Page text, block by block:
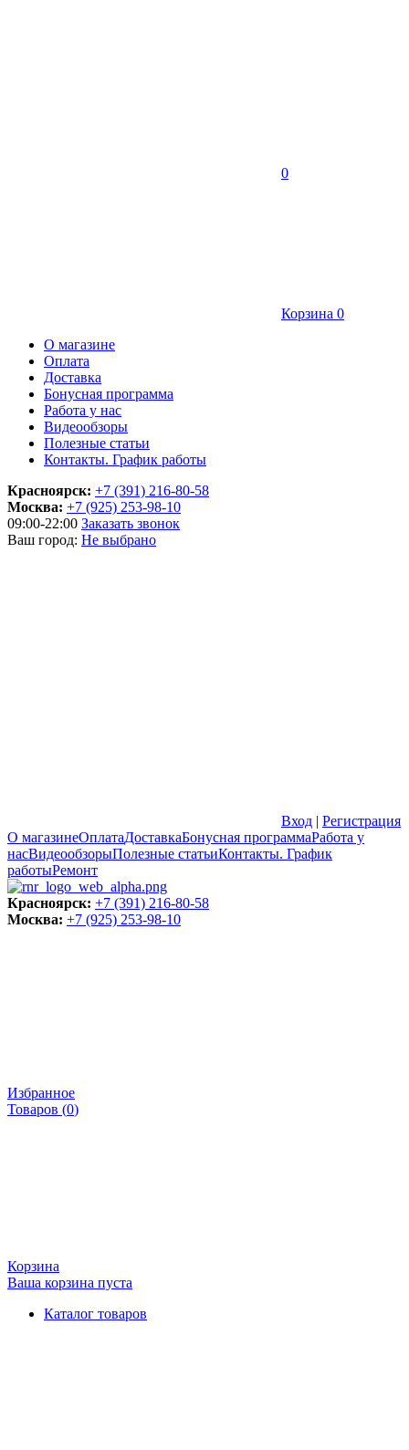
0
Корзина 0
О магазине
Оплата
Доставка
Бонусная программа
Работа у нас
Видеообзоры
Полезные статьи
Контакты. График работы
Красноярск: +7 (391) 216-80-58
Москва: +7 (925) 253-98-10
09:00-22:00 Заказать звонок
Ваш город: Не выбрано
Вход | Регистрация
О магазинеОплатаДоставкаБонусная программаРабота у
насВидеообзорыПолезные статьиКонтакты. График
работыРемонт
Красноярск: +7 (391) 216-80-58
Москва: +7 (925) 253-98-10
Избранное
Товаров (0)
Корзина
Ваша корзина пуста
Каталог товаров